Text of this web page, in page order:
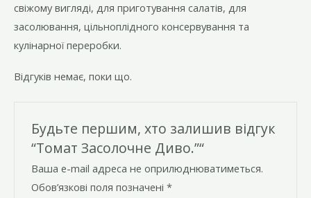
свіжому вигляді, для приготування салатів, для
засолювання, цільноплідного консервування та
кулінарної переробки.
Відгуків немає, поки що.
Будьте першим, хто залишив відгук
“Томат Засолочне Диво.”“
Ваша e-mail адреса не оприлюднюватиметься.
Обов’язкові поля позначені*